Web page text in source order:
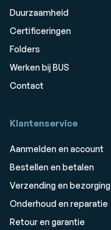
Duurzaamheid
Certificeringen
Folders
Werken bij BUS
Contact
Klantenservice
Aanmelden en account
Bestellen en betalen
Verzending en bezorging
Onderhoud en reparatie
Retour en garantie